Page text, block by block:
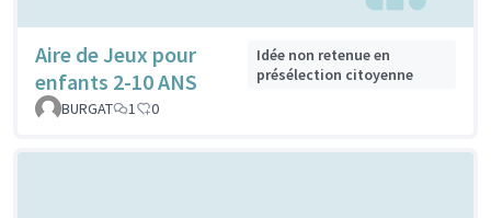
Aire de Jeux pour
enfants 2-10 ANS
Idée non retenue en
présélection citoyenne
BURGAT
1 0